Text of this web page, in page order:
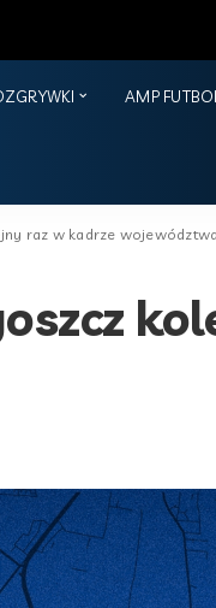
AMP FUTBOL
raz w kadrze